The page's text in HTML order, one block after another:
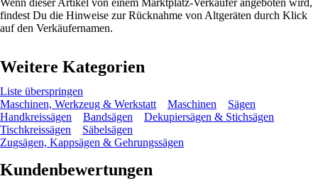
Wenn dieser Artikel von einem Marktplatz-Verkäufer angeboten wird,
findest Du die Hinweise zur Rücknahme von Altgeräten durch Klick
auf den Verkäufernamen.
Weitere Kategorien
Liste überspringen
Maschinen, Werkzeug & Werkstatt
Maschinen
Sägen
Handkreissägen
Bandsägen
Dekupiersägen & Stichsägen
Tischkreissägen
Säbelsägen
Zugsägen, Kappsägen & Gehrungssägen
Kundenbewertungen